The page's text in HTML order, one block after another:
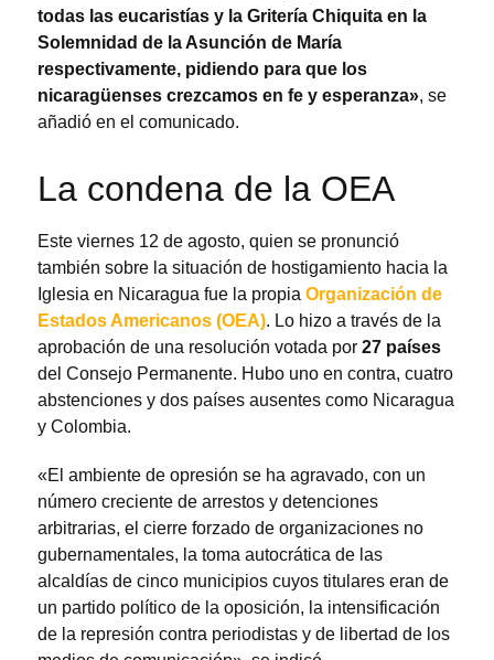
todas las eucaristías y la Gritería Chiquita en la
Solemnidad de la Asunción de María
respectivamente, pidiendo para que los
nicaragüenses crezcamos en fe y esperanza», se
añadió en el comunicado.
La condena de la OEA
Este viernes 12 de agosto, quien se pronunció
también sobre la situación de hostigamiento hacia la
Iglesia en Nicaragua fue la propia Organización de
Estados Americanos (OEA). Lo hizo a través de la
aprobación de una resolución votada por 27 países
del Consejo Permanente. Hubo uno en contra, cuatro
abstenciones y dos países ausentes como Nicaragua
y Colombia.
«El ambiente de opresión se ha agravado, con un
número creciente de arrestos y detenciones
arbitrarias, el cierre forzado de organizaciones no
gubernamentales, la toma autocrática de las
alcaldías de cinco municipios cuyos titulares eran de
un partido político de la oposición, la intensificación
de la represión contra periodistas y de libertad de los